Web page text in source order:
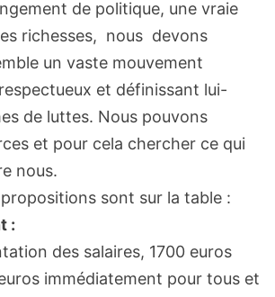
de politique, une vraie
richesses, nous devons
un vaste mouvement
et définissant lui-
de luttes. Nous pouvons
et pour cela chercher ce qui
nous.
sont sur la table :
:
des salaires, 1700 euros
immédiatement pour tous et